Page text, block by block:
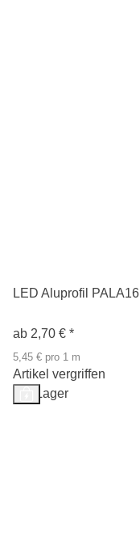
LED Aluprofil PALA16
ab 2,70 € *
5,45 € pro 1 m
Artikel vergriffen
Auf Lager